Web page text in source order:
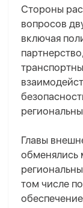
Стороны
вопросов
включая
Главы
обменялись
том числе